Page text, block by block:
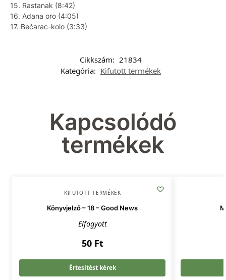
15. Rastanak (8:42)
16. Adana oro (4:05)
17. Bećarac-kolo (3:33)
Cikkszám: 21834
Kategória: Kifutott termékek
Kapcsolódó
termékek
KIFUTOTT TERMÉKEK
Könyvjelző – 18 – Good News
Elfogyott
50 Ft
Értesítést kérek